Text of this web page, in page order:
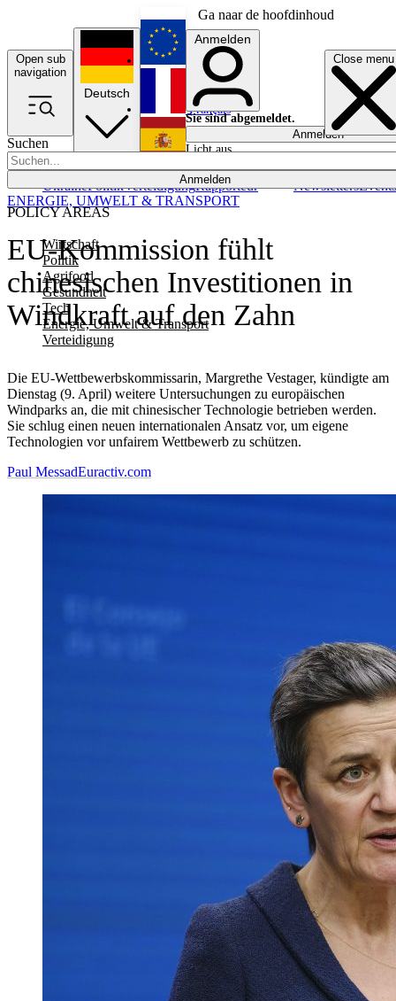
Ga naar de hoofdinhoud
Open sub
navigation
Close menu
Suchen
Anmelden
POLICY AREAS
Wirtschaft
Politik
Agrifood
Gesundheit
Tech
Energie, Umwelt & Transport
Verteidigung
UkrainePolitikVerteidigungRapporteur NewslettersEvents
Deutsch
English
Français
Anmelden
Sie sind abgemeldet.
Anmelden
Licht aus
EU-Kommission fühlt
chinesischen Investitionen in
Windkraft auf den Zahn
Die EU-Wettbewerbskommissarin, Margrethe Vestager, kündigte am
Dienstag (9. April) weitere Untersuchungen zu europäischen
Windparks an, die mit chinesischer Technologie betrieben werden.
Sie schlug einen neuen internationalen Ansatz vor, um eigene
Technologien vor unfairem Wettbewerb zu schützen.
ENERGIE, UMWELT & TRANSPORT
Paul MessadEuractiv.com